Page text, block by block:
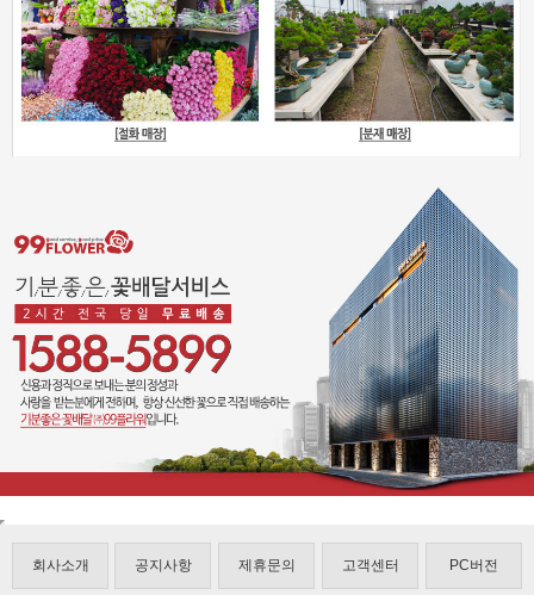
회사소개 공지사항 제휴문의 고객센터 PC버전